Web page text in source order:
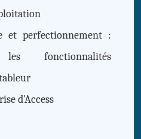
et perfectionnement :
les fonctionnalités
d'Access